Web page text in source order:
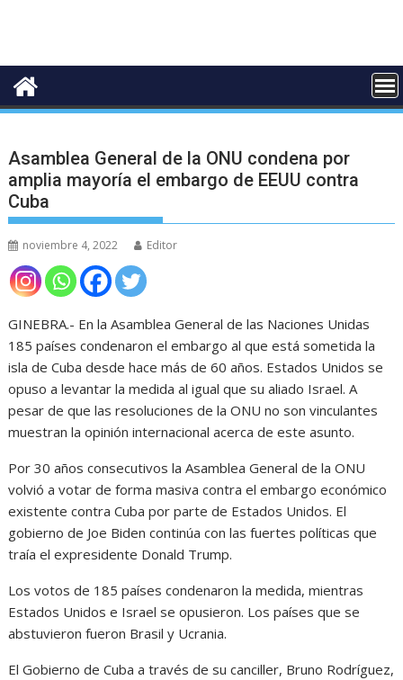
Asamblea General de la ONU condena por
amplia mayoría el embargo de EEUU contra
Cuba
noviembre 4, 2022 Editor
GINEBRA.- En la Asamblea General de las Naciones Unidas
185 países condenaron el embargo al que está sometida la
isla de Cuba desde hace más de 60 años. Estados Unidos se
opuso a levantar la medida al igual que su aliado Israel. A
pesar de que las resoluciones de la ONU no son vinculantes
muestran la opinión internacional acerca de este asunto.
Por 30 años consecutivos la Asamblea General de la ONU
volvió a votar de forma masiva contra el embargo económico
existente contra Cuba por parte de Estados Unidos. El
gobierno de Joe Biden continúa con las fuertes políticas que
traía el expresidente Donald Trump.
Los votos de 185 países condenaron la medida, mientras
Estados Unidos e Israel se opusieron. Los países que se
abstuvieron fueron Brasil y Ucrania.
El Gobierno de Cuba a través de su canciller, Bruno Rodríguez,